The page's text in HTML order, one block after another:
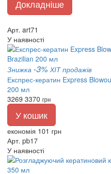
Докладніше
Арт. art71
У наявності
Знижка -3% ХІТ продажів
Експрес-кератин Express
200 мл
3269 3370 грн
У кошик
економія 101 грн
Арт. pb17
У наявності